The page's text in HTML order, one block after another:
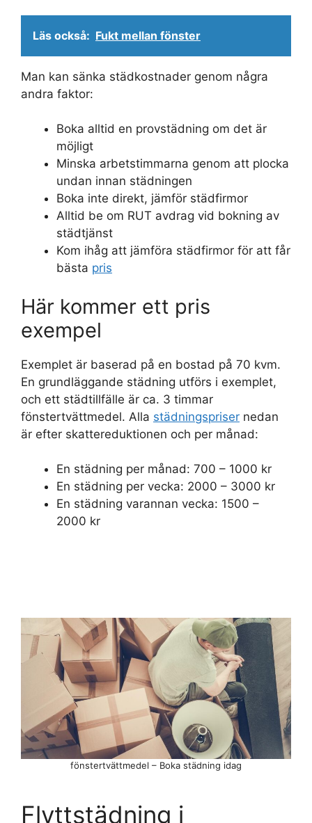
Läs också: Fukt mellan fönster
Man kan sänka städkostnader genom några
andra faktor:
Boka alltid en provstädning om det är
möjligt
Minska arbetstimmarna genom att plocka
undan innan städningen
Boka inte direkt, jämför städfirmor
Alltid be om RUT avdrag vid bokning av
städtjänst
Kom ihåg att jämföra städfirmor för att får
bästa pris
Här kommer ett pris
exempel
Exemplet är baserad på en bostad på 70 kvm.
En grundläggande städning utförs i exemplet,
och ett städtillfälle är ca. 3 timmar
fönstertvättmedel. Alla städningspriser nedan
är efter skattereduktionen och per månad:
En städning per månad: 700 – 1000 kr
En städning per vecka: 2000 – 3000 kr
En städning varannan vecka: 1500 –
2000 kr
Flyttstädning i
fönstertvättmedel – Boka städning idag